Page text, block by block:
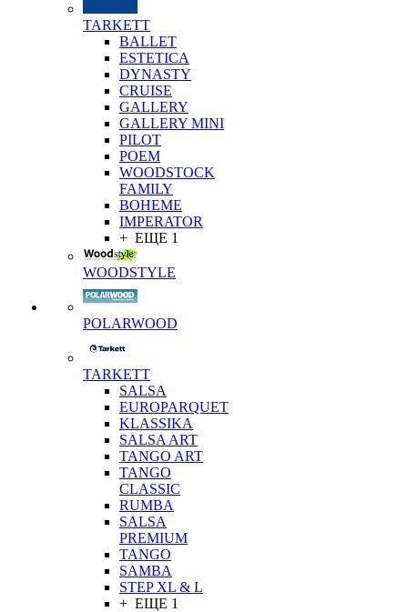
TARKETT
BALLET
ESTETICA
DYNASTY
CRUISE
GALLERY
GALLERY MINI
PILOT
POEM
WOODSTOCK
FAMILY
BOHEME
IMPERATOR
+ ЕЩЕ 1
WOODSTYLE
POLARWOOD
TARKETT
SALSA
EUROPARQUET
KLASSIKA
SALSA ART
TANGO ART
TANGO
CLASSIC
RUMBA
SALSA
PREMIUM
TANGO
SAMBA
STEP XL & L
+ ЕЩЕ 1